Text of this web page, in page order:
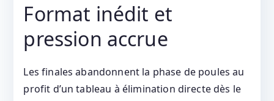
Format inédit et
pression accrue
Les finales abandonnent la phase de poules au
profit d’un tableau à élimination directe dès le